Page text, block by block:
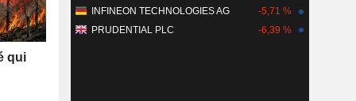
qui
INFINEON TECHNOLOGIES AG
-5,71 %
PRUDENTIAL PLC
-6,39 %